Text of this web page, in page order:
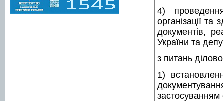
4)
організації
документів,
України та
з питань
1)
застосуванням